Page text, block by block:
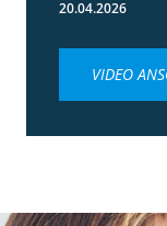
20.04.2026
VIDEO